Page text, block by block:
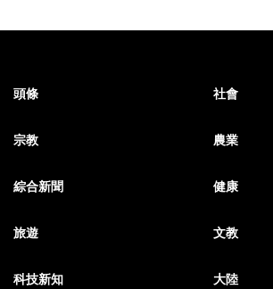
頭條 社會
宗教 農業
綜合新聞 健康
旅遊 文教
科技新知 大陸